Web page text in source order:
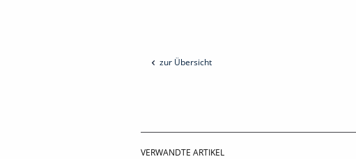
zur Übersicht
VERWANDTE ARTIKEL